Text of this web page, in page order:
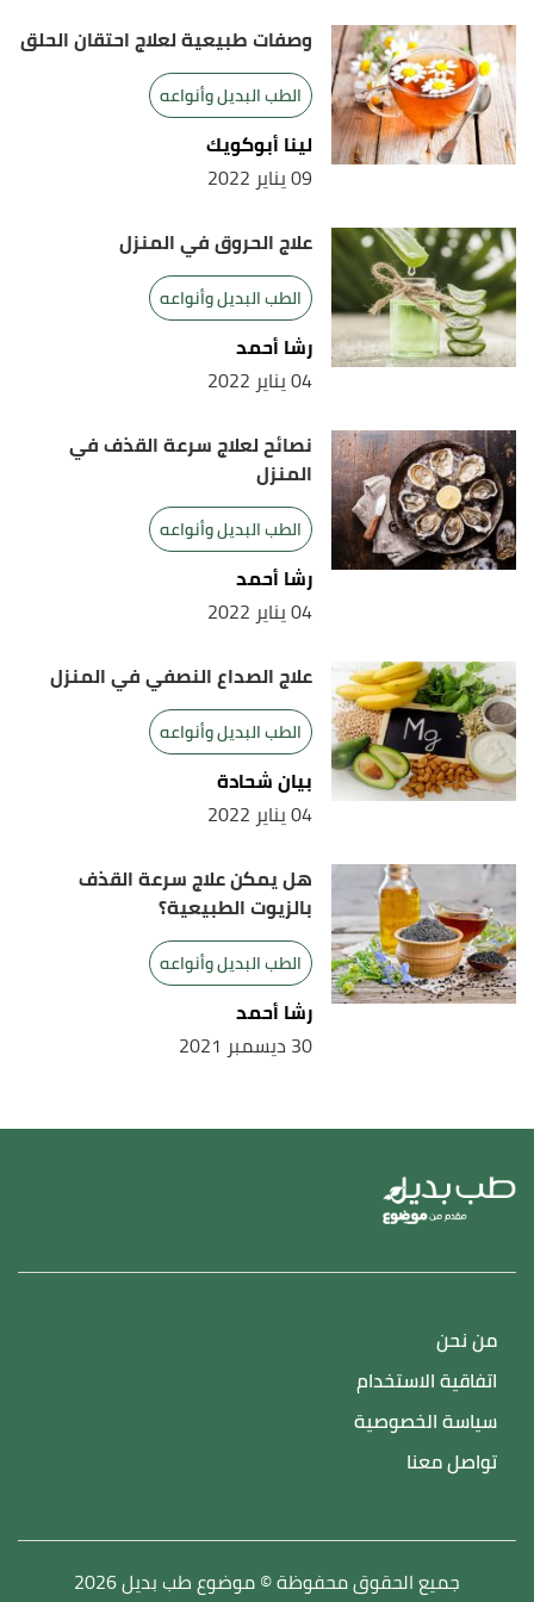
وصفات طبيعية لعلاج احتقان الحلق
الطب البديل وأنواعه
لينا أبوكويك
09 يناير 2022
علاج الحروق في المنزل
الطب البديل وأنواعه
رشا أحمد
04 يناير 2022
نصائح لعلاج سرعة القذف في
المنزل
الطب البديل وأنواعه
رشا أحمد
04 يناير 2022
علاج الصداع النصفي في المنزل
الطب البديل وأنواعه
بيان شحادة
04 يناير 2022
هل يمكن علاج سرعة القذف
بالزيوت الطبيعية؟
الطب البديل وأنواعه
رشا أحمد
30 ديسمبر 2021
من نحن
اتفاقية الاستخدام
سياسة الخصوصية
تواصل معنا
جميع الحقوق محفوظة © موضوع طب بديل 2026